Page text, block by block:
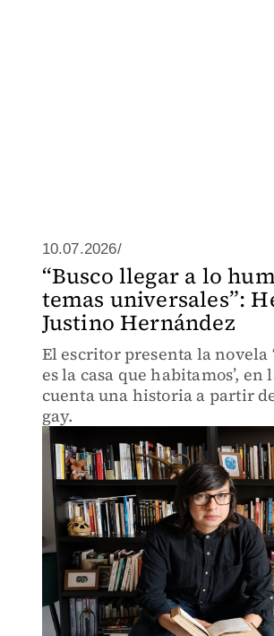
10.07.2026/
“Busco llegar a lo
temas universales”:
Justino Hernández
El escritor presenta la novela
es la casa que habitamos’, en
cuenta una historia a partir
gay.